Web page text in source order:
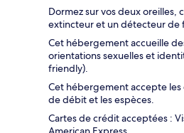
Dormez sur vos deux oreilles,
extincteur et un détecteur de
Cet hébergement accueille
orientations sexuelles et
friendly).
Cet hébergement accepte
de débit et les espèces.
Cartes de crédit acceptées :